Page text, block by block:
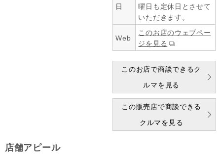
日
曜日も定休日とさせて
いただきます。
Web
このお店のウェブペー
ジを見る
このお店で商談できるク
ルマを見る
この販売店で商談できる
クルマを見る
店舗アピール